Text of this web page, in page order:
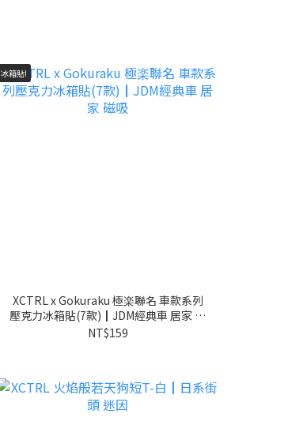
冰箱貼!
XCTRL x Gokuraku 極楽聯名 車款系列
壓克力冰箱貼(7款)┃JDM經典車 居家 磁
吸
NT$159